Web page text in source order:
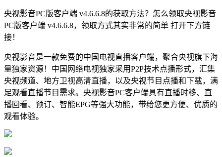
央视影音PC版客户端 v4.6.6.8的获取方法？怎么领取央视影音
PC版客户端 v4.6.6.8，领取方式其实非常的简单 打开下方链
接！
央视影音是一款免费的中国电视直播客户端，聚合央视旗下海
量独家资源！中国网络电视独家采用P2P技术点播形式，汇集
央视频道、地方卫视高清直播，以及央视节目点播和下载，满
足观看直播节目需求。央视影音PC客户端具有直播时移、直
播回看、预订、智能EPG等强大功能，带给您更方便、优质的
观看体验。